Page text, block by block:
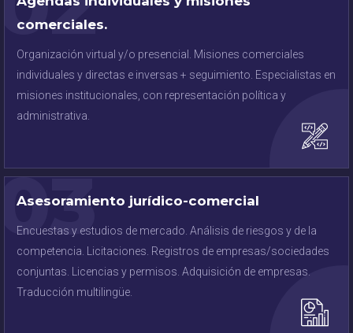
comerciales.
Organización virtual y/o presencial. Misiones comerciales
individuales y directas e inversas + seguimiento. Especialistas en
misiones institucionales, con representación política y
administrativa.
Asesoramiento jurídico-comercial
Encuestas y estudios de mercado. Análisis de riesgos y de la
competencia. Licitaciones. Registros de empresas/sociedades
conjuntas. Licencias y permisos. Adquisición de empresas.
Traducción multilingüe.